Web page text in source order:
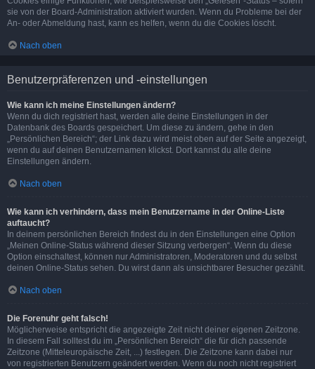
sie von der Board-Administration aktiviert wurden. Wenn du Probleme bei der
An- oder Abmeldung hast, kann es helfen, wenn du die Cookies löscht.
Nach oben
Benutzerpräferenzen und -einstellungen
Wie kann ich meine Einstellungen ändern?
Wenn du dich registriert hast, werden alle deine Einstellungen in der
Datenbank des Boards gespeichert. Um diese zu ändern, gehe in den
„Persönlichen Bereich“; der Link dazu wird meist oben auf der Seite angezeigt,
wenn du auf deinen Benutzernamen klickst. Dort kannst du alle deine
Einstellungen ändern.
Nach oben
Wie kann ich verhindern, dass mein Benutzername in der Online-Liste
auftaucht?
In deinem persönlichen Bereich findest du in den Einstellungen eine Option
„Meinen Online-Status während dieser Sitzung verbergen“. Wenn du diese
Option einschaltest, können nur Administratoren, Moderatoren und du selbst
deinen Online-Status sehen. Du wirst dann als unsichtbarer Besucher gezählt.
Nach oben
Die Forenuhr geht falsch!
Möglicherweise entspricht die angezeigte Zeit nicht deiner eigenen Zeitzone.
In diesem Fall solltest du im „Persönlichen Bereich“ die für dich passende
Zeitzone (Mitteleuropäische Zeit, ...) festlegen. Die Zeitzone kann dabei nur
von registrierten Benutzern geändert werden. Wenn du noch nicht registriert